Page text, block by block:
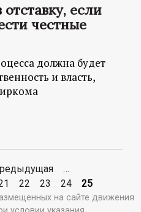
если
честные
должна будет
и власть,
…
22 23 24 25
на сайте движения